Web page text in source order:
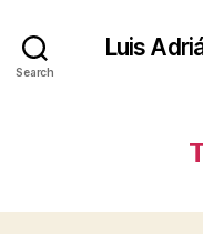
Search
Luis